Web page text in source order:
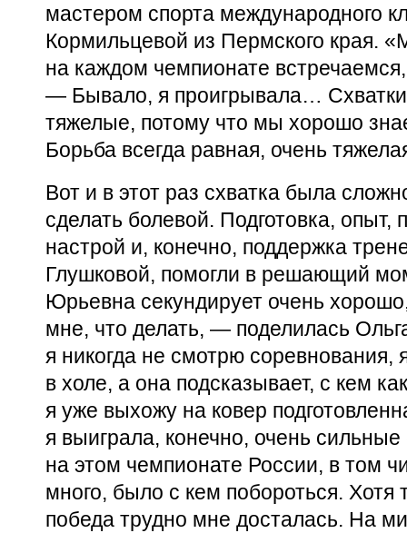
мастером спорта международного
Кормильцевой из Пермского края.
на каждом чемпионате
— Бывало, я проигрывала… Схватки
тяжелые, потому что мы хорошо
Борьба всегда равная, очень
Вот и в этот раз схватка была
сделать болевой. Подготовка, опыт,
настрой и, конечно, поддержка
Глушковой, помогли в решающий
Юрьевна секундирует очень
мне, что делать, — поделилась
я никогда не смотрю соревнования,
в холе, а она подсказывает, с кем
я уже выхожу на ковер
я выиграла, конечно, очень
на этом чемпионате России, в том
много, было с кем побороться. Хотя
победа трудно мне досталась. На